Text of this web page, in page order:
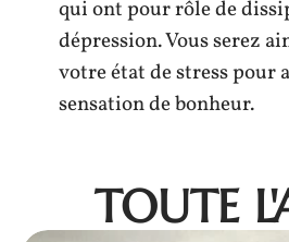
qui ont pour rôle de
dépression. Vous serez
votre état de stress pour
sensation de bonheur.
TOUTE